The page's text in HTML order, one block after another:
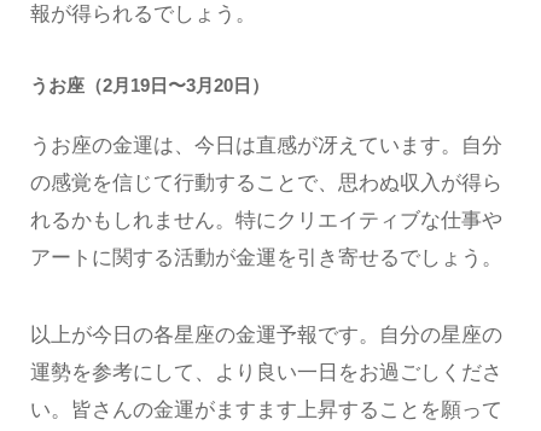
報が得られるでしょう。
うお座（2月19日〜3月20日）
うお座の金運は、今日は直感が冴えています。自分
の感覚を信じて行動することで、思わぬ収入が得ら
れるかもしれません。特にクリエイティブな仕事や
アートに関する活動が金運を引き寄せるでしょう。
以上が今日の各星座の金運予報です。自分の星座の
運勢を参考にして、より良い一日をお過ごしくださ
い。皆さんの金運がますます上昇することを願って